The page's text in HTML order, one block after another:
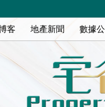
客 地產新聞 數據